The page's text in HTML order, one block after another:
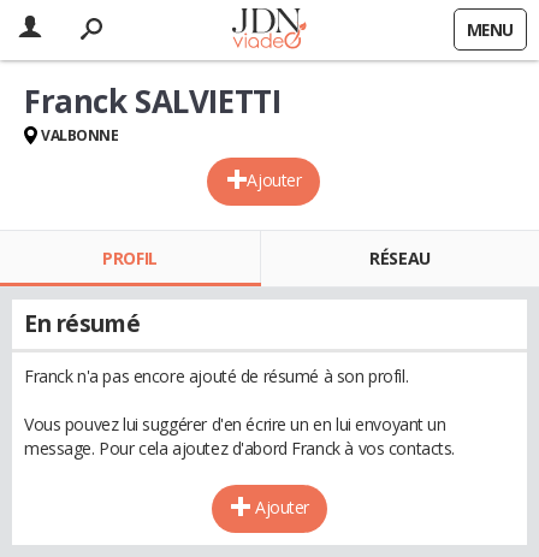
MENU
Ajouter
Franck SALVIETTI
VALBONNE
PROFIL RÉSEAU
En résumé
Franck n'a pas encore ajouté de résumé à son profil.
Vous pouvez lui suggérer d'en écrire un en lui envoyant un
message. Pour cela ajoutez d'abord Franck à vos contacts.
Ajouter